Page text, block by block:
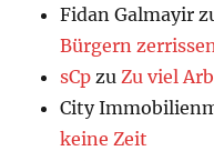
Fidan Galmayir
Bürgern
sCp zuZu viel
City
keine Zeit